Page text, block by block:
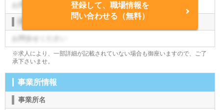
お問合せください
登録して、職場情報を
問い合わせる（無料）
※求人により、一部詳細が記載されていない場合も御座いますので、ご了
承下さいませ。
事業所情報
事業所名